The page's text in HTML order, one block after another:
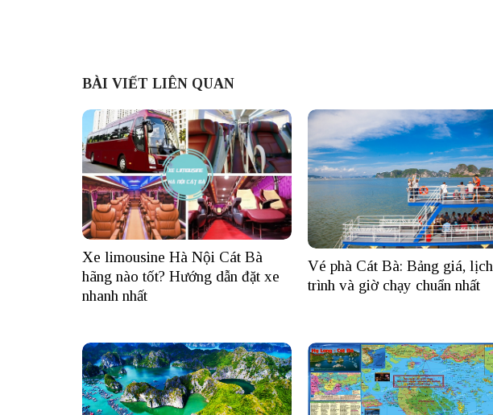
BÀI VIẾT LIÊN QUAN
Xe limousine Hà Nội Cát Bà
hãng nào tốt? Hướng dẫn đặt xe
nhanh nhất
Vé phà Cát Bà: Bảng giá, lịch
trình và giờ chạy chuẩn nhất